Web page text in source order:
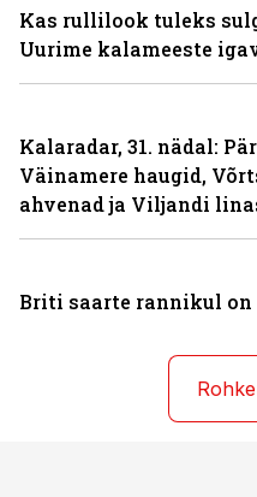
Kas rullilook tuleks
Uurime kalameeste
Kalaradar, 31. nädal:
Väinamere haugid,
ahvenad ja Viljandi
Briti saarte rannikul on